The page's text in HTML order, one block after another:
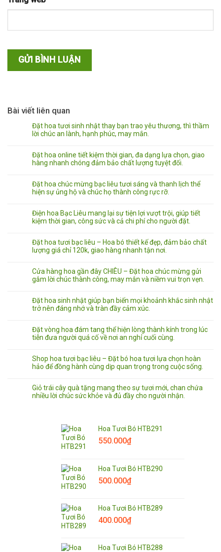
Bài viết liên quan
Đặt hoa tươi sinh nhật thay bạn trao yêu thương, thì thầm
lời chúc an lành, hạnh phúc, may mắn.
Đặt hoa online tiết kiệm thời gian, đa dạng lựa chọn, giao
hàng nhanh chóng đảm bảo chất lượng tuyệt đối.
Đặt hoa chúc mừng bạc liêu tươi sáng và thanh lịch thể
hiện sự ủng hộ và chúc họ thành công rực rỡ.
Điện hoa Bạc Liêu mang lại sự tiện lợi vượt trội, giúp tiết
kiệm thời gian, công sức và cả chi phí cho người đặt.
Đặt hoa tươi bạc liêu – Hoa bó thiết kế đẹp, đảm bảo chất
lượng giá chỉ 120k, giao hàng nhanh tận nơi.
Cửa hàng hoa gần đây CHIÊU – Đặt hoa chúc mừng gửi
gắm lời chúc thành công, may mắn và niềm vui trọn vẹn.
Đặt hoa sinh nhật giúp bạn biến mọi khoảnh khắc sinh nhật
trở nên đáng nhớ và tràn đầy cảm xúc.
Đặt vòng hoa đám tang thể hiện lòng thành kính trong lúc
tiễn đưa người quá cố về nơi an nghỉ cuối cùng.
Shop hoa tươi bạc liêu – Đặt bó hoa tươi lựa chọn hoàn
hảo để đồng hành cùng dịp quan trọng trong cuộc sống.
Giỏ trái cây quà tặng mang theo sự tươi mới, chan chứa
nhiều lời chúc sức khỏe và đủ đầy cho người nhận.
Hoa Tươi Bó HTB291
550.000₫
Hoa Tươi Bó HTB290
500.000₫
Hoa Tươi Bó HTB289
400.000₫
Hoa Tươi Bó HTB288